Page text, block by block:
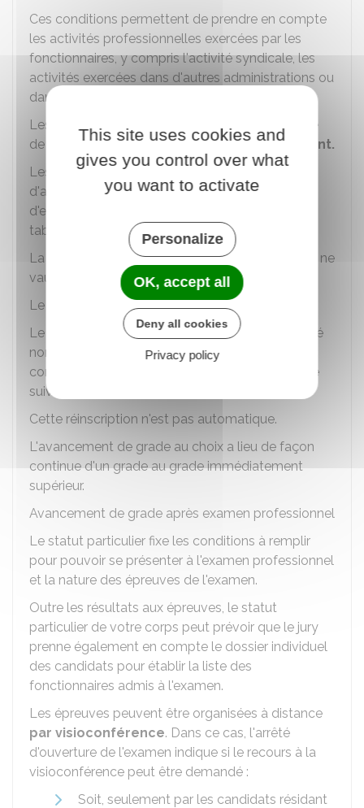
Ces conditions permettent de prendre en compte
les activités professionnelles exercées par les
fonctionnaires, y compris l'activité syndicale, les
activités exercées dans d'autres administrations ou
dans le secteur privé.
Les fonctionnaires choisis sont inscrits, par ordre
de mérite, sur untableau annuel d'avancement.
Les fonctionnaires sont nommés dans le grade
d'avancement, au fur et à mesure des vacances
d'emplois, dans l'ordre de leur inscription sur le
tableau.
La seule inscription sur le tableau d'avancement ne
vaut pas nomination.
Le tableau d'avancement est valable
Le fonctionnaire inscrit au tableau, qui n'a pas été
nommé au cours de l'année, peut être nommé à
condition d'être réinscrit sur le tableau de l'année
suivante.
Cette réinscription n'est pas automatique.
L'avancement de grade au choix a lieu de façon
continue d'un grade au grade immédiatement
supérieur.
Avancement de grade après examen professionnel
Le statut particulier fixe les conditions à remplir
pour pouvoir se présenter à l'examen professionnel
et la nature des épreuves de l'examen.
Outre les résultats aux épreuves, le statut
particulier de votre corps peut prévoir que le jury
prenne également en compte le dossier individuel
des candidats pour établir la liste des
fonctionnaires admis à l'examen.
Les épreuves peuvent être organisées à distance
par visioconférence. Dans ce cas, l'arrêté
d'ouverture de l'examen indique si le recours à la
visioconférence peut être demandé :
Soit, seulement par les candidats résidant
This site uses cookies and
gives you control over what
you want to activate
Personalize
OK, accept all
Deny all cookies
Privacy policy